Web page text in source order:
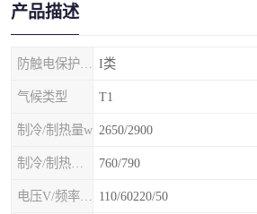
产品描述
I类
气候类型 T1
制冷/制热量w 2650/2900
760/790
110/60220/50